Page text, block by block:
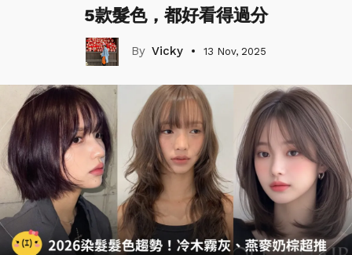
5款髮色，都好看得過分
Vicky 13 Nov, 2025